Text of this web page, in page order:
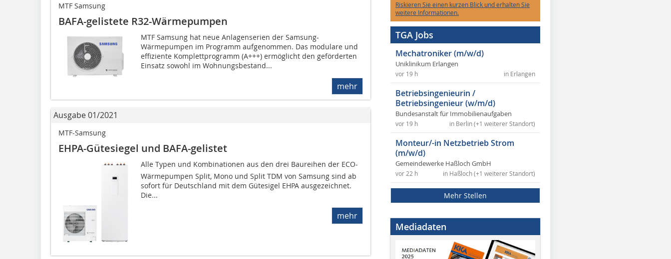
MTF Samsung
BAFA-gelistete R32-Wärmepumpen
MTF Samsung hat neue Anlagenserien der Samsung-
Wärmepumpen im Programm aufgenommen. Das modulare und
effiziente Komplettprogramm (A+++) ermöglicht den geförderten
Einsatz sowohl im Wohnungsbestand...
mehr
Ausgabe 01/2021
MTF-Samsung
EHPA-Gütesiegel und BAFA-gelistet
Alle Typen und Kombinationen aus den drei Baureihen der ECO-
Wärmepumpen Split, Mono und Split TDM von Samsung sind ab
sofort für Deutschland mit dem Gütesigel EHPA ausgezeichnet.
Die...
mehr
Riskieren Sie einen kurzen Blick und erhalten Sie
weitere Informationen.
TGA Jobs
Mechatroniker (m/w/d)
Uniklinikum Erlangen
in Erlangen
vor 19 h
Betriebsingenieurin /
Betriebsingenieur (w/m/d)
Bundesanstalt für Immobilienaufgaben
in Berlin (+1 weiterer Standort)
vor 19 h
Monteur/-in Netzbetrieb Strom
(m/w/d)
Gemeindewerke Haßloch GmbH
in Haßloch (+1 weiterer Standort)
vor 22 h
Mehr Stellen
Mediadaten